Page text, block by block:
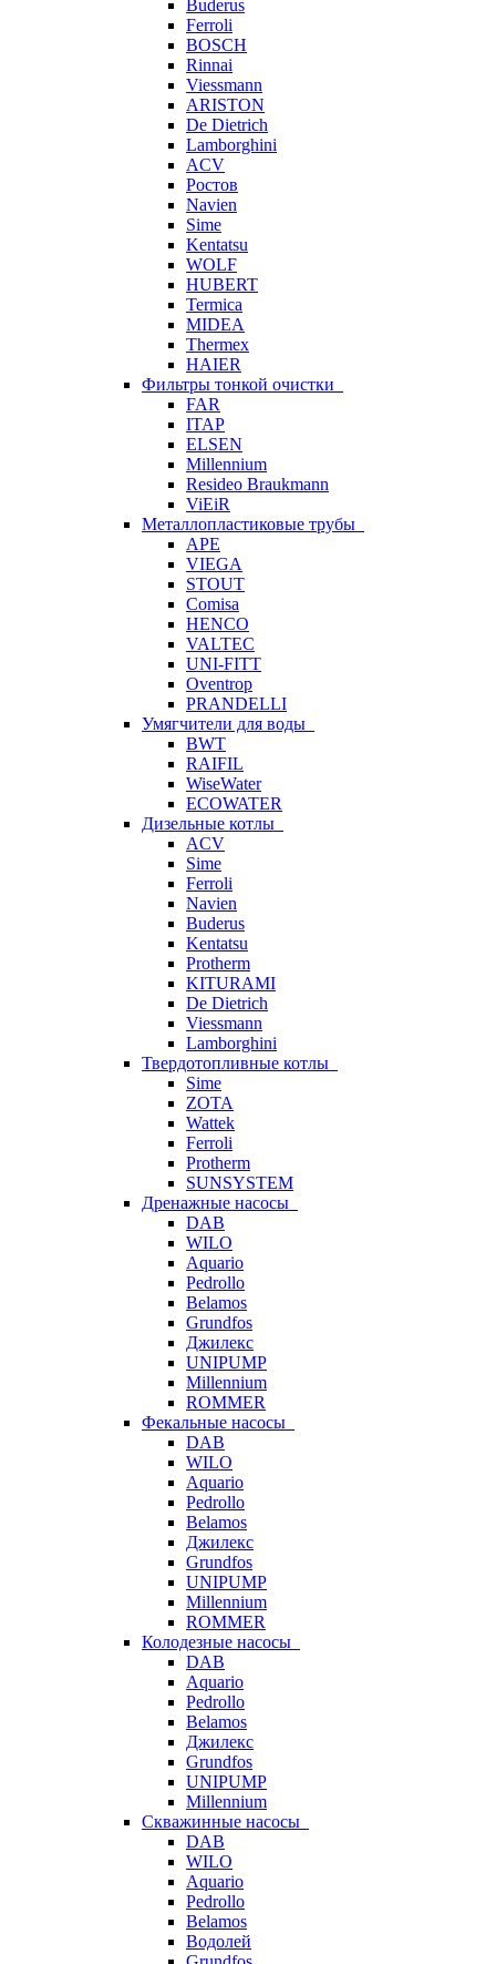
Buderus
Ferroli
BOSCH
Rinnai
Viessmann
ARISTON
De Dietrich
Lamborghini
ACV
Ростов
Navien
Sime
Kentatsu
WOLF
HUBERT
Termica
MIDEA
Thermex
HAIER
Фильтры тонкой очистки
FAR
ITAP
ELSEN
Millennium
Resideo Braukmann
ViEiR
Металлопластиковые трубы
APE
VIEGA
STOUT
Comisa
HENCO
VALTEC
UNI-FITT
Oventrop
PRANDELLI
Умягчители для воды
BWT
RAIFIL
WiseWater
ECOWATER
Дизельные котлы
ACV
Sime
Ferroli
Navien
Buderus
Kentatsu
Protherm
KITURAMI
De Dietrich
Viessmann
Lamborghini
Твердотопливные котлы
Sime
ZOTA
Wattek
Ferroli
Protherm
SUNSYSTEM
Дренажные насосы
DAB
WILO
Aquario
Pedrollo
Belamos
Grundfos
Джилекс
UNIPUMP
Millennium
ROMMER
Фекальные насосы
DAB
WILO
Aquario
Pedrollo
Belamos
Джилекс
Grundfos
UNIPUMP
Millennium
ROMMER
Колодезные насосы
DAB
Aquario
Pedrollo
Belamos
Джилекс
Grundfos
UNIPUMP
Millennium
Скважинные насосы
DAB
WILO
Aquario
Pedrollo
Belamos
Водолей